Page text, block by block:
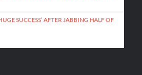
SUCCESS’ AFTER JABBING HALF OF